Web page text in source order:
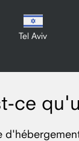
Tel Aviv
ce